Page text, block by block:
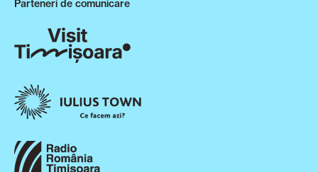
Parteneri de comunicare